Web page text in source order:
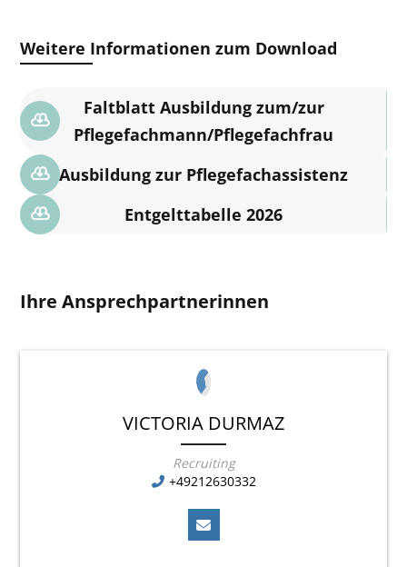
Weitere Informationen zum Download
Faltblatt Ausbildung zum/zur
Pflegefachmann/Pflegefachfrau
Ausbildung zur Pflegefachassistenz
Entgelttabelle 2026
Ihre Ansprechpartnerinnen
VICTORIA DURMAZ
Recruiting
+49212630332